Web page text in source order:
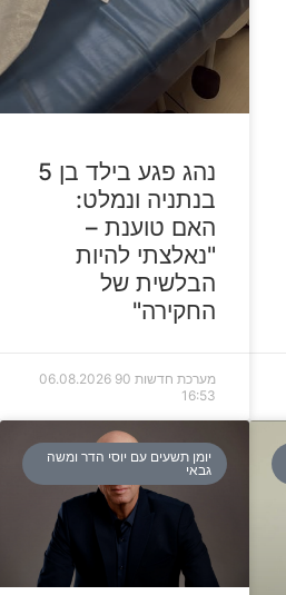
נהג פגע בילד בן 5
בנתניה ונמלט:
האם טוענת –
"נאלצתי להיות
הבלשית של
החקירה"
מערכת חדשות 90
06.08.2026
16:53
יומן תשעים עם יוסי הדר ומשה
גבאי